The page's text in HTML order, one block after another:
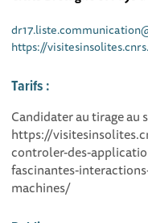
https://
Tarifs :
Candidater au tirage au
https://
controler-des-
fascinantes-
machines/